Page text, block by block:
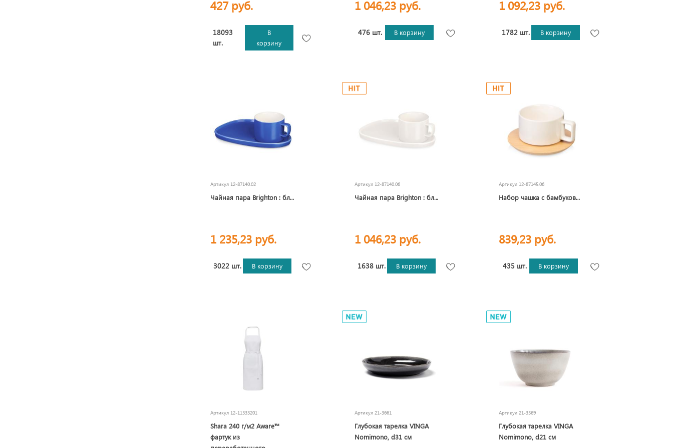
427 руб.
18093
шт.
В
корзину
1 046,23 руб.
476 шт. В корзину
1 092,23 руб.
1782 шт. В корзину
Артикул 12-87140.02
Чайная пара Brighton : блюдце овальное, чашка, коробка, синий
1 235,23 руб.
3022 шт. В корзину
Артикул 12-87140.06
Чайная пара Brighton : блюдце овальное, чашка, коробка, белый
1 046,23 руб.
1638 шт. В корзину
Артикул 12-87145.06
Набор чашка с бамбуковым блюдцем Sheffield, белый
839,23 руб.
435 шт. В корзину
Артикул 12-11333201
Shara 240 г/м2 Aware™
фартук из
Артикул 21-3661
Глубокая тарелка VINGA
Nomimono, d31 см
Артикул 21-3569
Глубокая тарелка VINGA
Nomimono, d21 см